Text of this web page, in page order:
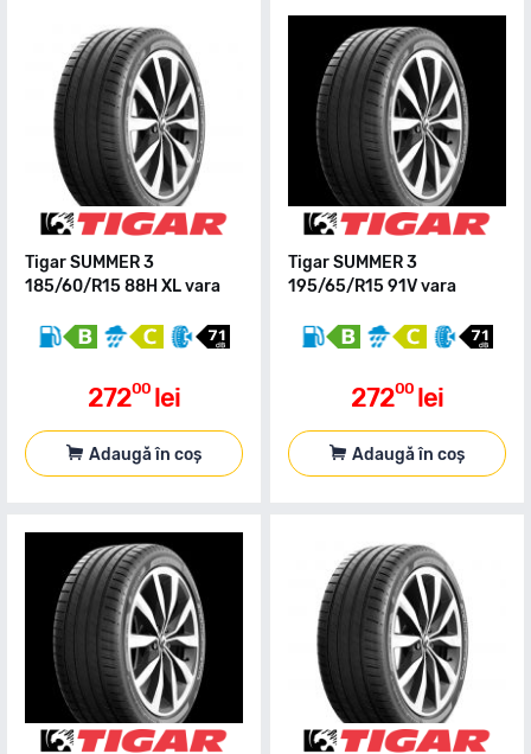
Tigar SUMMER 3
185/60/R15 88H XL vara
27200 lei
Adaugă în coș
Tigar SUMMER 3
195/65/R15 91V vara
27200 lei
Adaugă în coș